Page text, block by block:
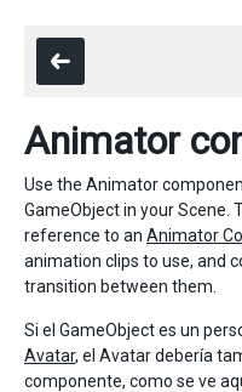
Animator
Use the Animator
GameObject in your Scene.
reference to an Animator
animation clips to use, and
transition between them.
Si el GameObject es un
Avatar, el Avatar debería
componente, como se ve